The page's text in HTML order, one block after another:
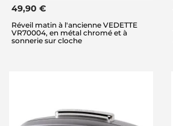
49,90 €
Réveil matin à l'ancienne VEDETTE
VR70004, en métal chromé et à
sonnerie sur cloche